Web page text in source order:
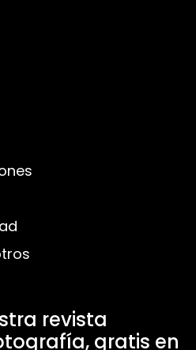
revista
gratis en